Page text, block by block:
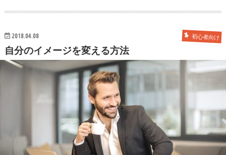
2018.04.08 初心者向け
自分のイメージを変える方法